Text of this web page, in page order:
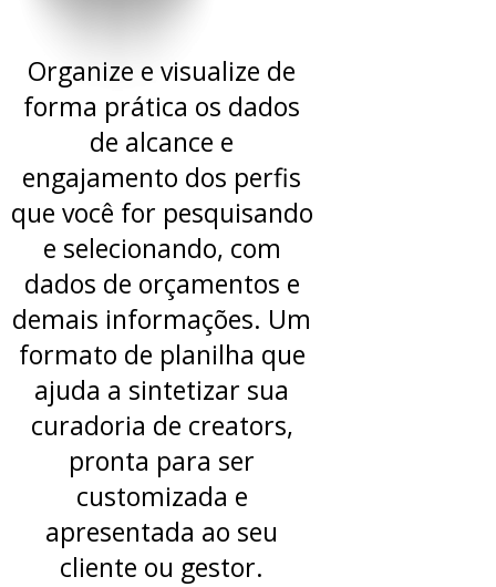
Organize e visualize de
forma prática os dados
de alcance e
engajamento dos perfis
que você for pesquisando
e selecionando, com
dados de orçamentos e
demais informações. Um
formato de planilha que
ajuda a sintetizar sua
curadoria de creators,
pronta para ser
customizada e
apresentada ao seu
cliente ou gestor.